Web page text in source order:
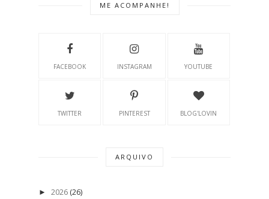
ME ACOMPANHE!
FACEBOOK INSTAGRAM YOUTUBE
TWITTER PINTEREST BLOG'LOVIN
ARQUIVO
► 2026 (26)